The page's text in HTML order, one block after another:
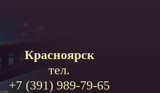
Красноярск
тел.
+7 (391) 989-79-65